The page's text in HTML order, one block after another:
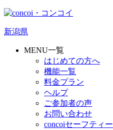
新潟県
MENU一覧
はじめての方へ
機能一覧
料金プラン
ヘルプ
ご参加者の声
お問い合わせ
concoiセーフティー